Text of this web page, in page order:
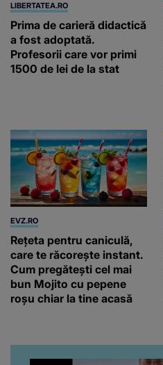
LIBERTATEA.RO
Prima de carieră didactică
a fost adoptată.
Profesorii care vor primi
1500 de lei de la stat
EVZ.RO
Rețeta pentru caniculă,
care te răcorește instant.
Cum pregătești cel mai
bun Mojito cu pepene
roșu chiar la tine acasă